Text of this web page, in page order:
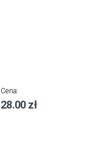
Cena:
28.00 zł